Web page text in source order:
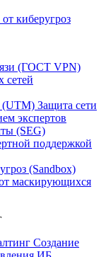
киберугроз
(ГОСТ VPN)
сетей
(UTM) Защита сети
экспертов
(SEG)
поддержкой
(Sandbox)
маскирующихся
Создание